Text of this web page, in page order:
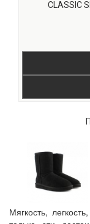
CLASSIC
Мягкость,